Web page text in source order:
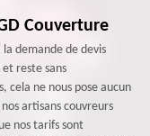
Couverture
demande de devis
reste sans
cela ne nous pose aucun
artisans couvreurs
nos tarifs sont